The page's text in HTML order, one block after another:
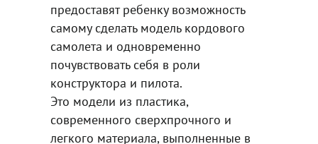
предоставят ребенку возможность
самому сделать модель кордового
самолета и одновременно
почувствовать себя в роли
конструктора и пилота.
Это модели из пластика,
современного сверхпрочного и
легкого материала, выполненные в